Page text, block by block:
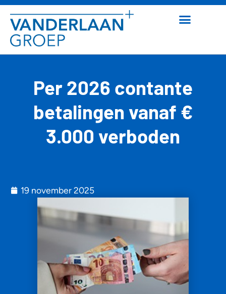
Per 2026 contante
betalingen vanaf €
3.000 verboden
19 november 2025